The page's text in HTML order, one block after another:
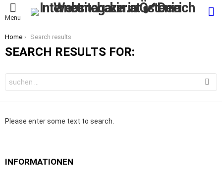
Menu
You are here:
Home Search results
SEARCH RESULTS FOR:
for:
Please enter some text to search.
INFORMATIONEN